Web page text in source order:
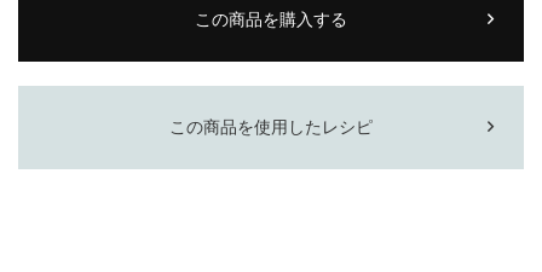
この商品を購入する
この商品を使用したレシピ